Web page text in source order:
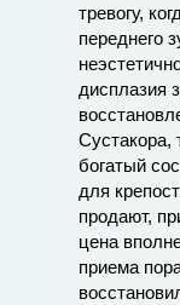
тревогу,
переднего
дисплазия
Сустакора,
богатый
для
продают,
цена
приема